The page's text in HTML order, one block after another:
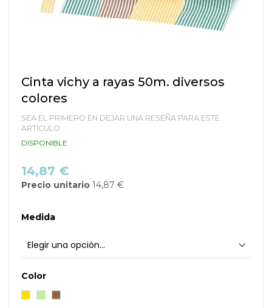
Saltar
al
comienzo
la
galería
de
Cinta vichy a rayas 50m. diversos
colores
SEA EL PRIMERO EN DEJAR UNA RESEÑA PARA ESTE
ARTÍCULO
DISPONIBLE
14,87 €
Precio unitario 14,87 €
Medida
Color